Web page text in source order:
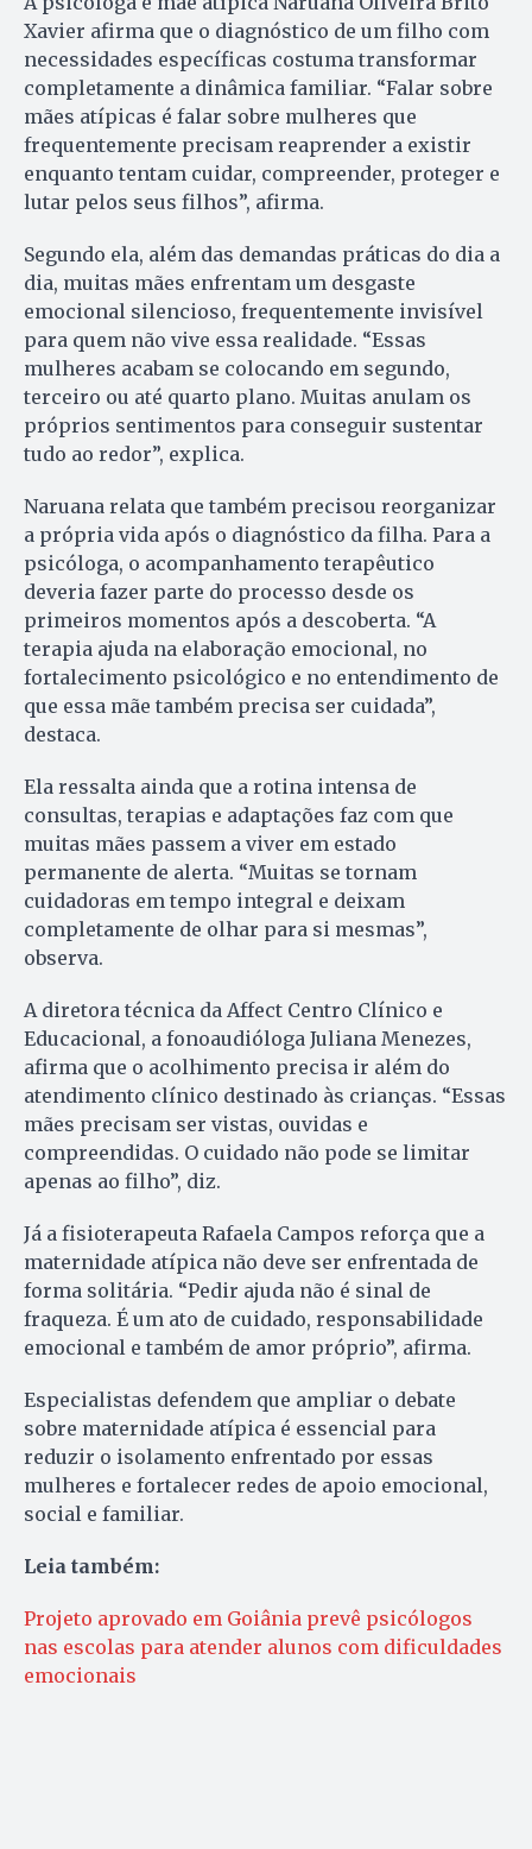
Xavier afirma que o diagnóstico de um filho com
necessidades específicas costuma transformar
completamente a dinâmica familiar. “Falar sobre
mães atípicas é falar sobre mulheres que
frequentemente precisam reaprender a existir
enquanto tentam cuidar, compreender, proteger e
lutar pelos seus filhos”, afirma.
Segundo ela, além das demandas práticas do dia a
dia, muitas mães enfrentam um desgaste
emocional silencioso, frequentemente invisível
para quem não vive essa realidade. “Essas
mulheres acabam se colocando em segundo,
terceiro ou até quarto plano. Muitas anulam os
próprios sentimentos para conseguir sustentar
tudo ao redor”, explica.
Naruana relata que também precisou reorganizar
a própria vida após o diagnóstico da filha. Para a
psicóloga, o acompanhamento terapêutico
deveria fazer parte do processo desde os
primeiros momentos após a descoberta. “A
terapia ajuda na elaboração emocional, no
fortalecimento psicológico e no entendimento de
que essa mãe também precisa ser cuidada”,
destaca.
Ela ressalta ainda que a rotina intensa de
consultas, terapias e adaptações faz com que
muitas mães passem a viver em estado
permanente de alerta. “Muitas se tornam
cuidadoras em tempo integral e deixam
completamente de olhar para si mesmas”,
observa.
A diretora técnica da Affect Centro Clínico e
Educacional, a fonoaudióloga Juliana Menezes,
afirma que o acolhimento precisa ir além do
atendimento clínico destinado às crianças. “Essas
mães precisam ser vistas, ouvidas e
compreendidas. O cuidado não pode se limitar
apenas ao filho”, diz.
Já a fisioterapeuta Rafaela Campos reforça que a
maternidade atípica não deve ser enfrentada de
forma solitária. “Pedir ajuda não é sinal de
fraqueza. É um ato de cuidado, responsabilidade
emocional e também de amor próprio”, afirma.
Especialistas defendem que ampliar o debate
sobre maternidade atípica é essencial para
reduzir o isolamento enfrentado por essas
mulheres e fortalecer redes de apoio emocional,
social e familiar.
Leia também:
Projeto aprovado em Goiânia prevê psicólogos
nas escolas para atender alunos com dificuldades
emocionais